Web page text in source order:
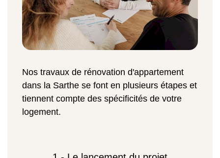
Nos travaux de rénovation d'appartement
dans la Sarthe se font en plusieurs étapes et
tiennent compte des spécificités de votre
logement.